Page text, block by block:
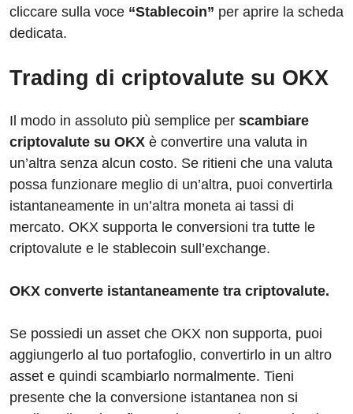
cliccare sulla voce “Stablecoin” per aprire la scheda
dedicata.
Trading di criptovalute su OKX
Il modo in assoluto più semplice per scambiare
criptovalute su OKX è convertire una valuta in
un’altra senza alcun costo. Se ritieni che una valuta
possa funzionare meglio di un’altra, puoi convertirla
istantaneamente in un’altra moneta ai tassi di
mercato. OKX supporta le conversioni tra tutte le
criptovalute e le stablecoin sull’exchange.
OKX converte istantaneamente tra criptovalute.
Se possiedi un asset che OKX non supporta, puoi
aggiungerlo al tuo portafoglio, convertirlo in un altro
asset e quindi scambiarlo normalmente. Tieni
presente che la conversione istantanea non si